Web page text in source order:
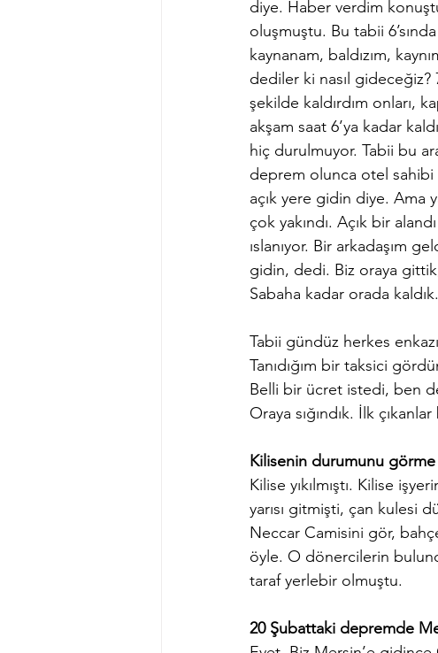
diye. Haber verdim
oluşmuştu. Bu tabii
kaynanam, baldızım,
dediler ki nasıl gideceğiz?
şekilde kaldırdım onları,
akşam saat 6’ya kadar
hiç durulmuyor. Tabii bu
deprem olunca otel sahibi
açık yere gidin diye. Ama
çok yakındı. Açık bir
ıslanıyor. Bir arkadaşım
gidin, dedi. Biz oraya
Sabaha kadar orada kaldık.
Tabii gündüz herkes
Tanıdığım bir taksici
Belli bir ücret istedi, ben
Oraya sığındık. İlk
Kilisenin durumunu
Kilise yıkılmıştı. Kilise
yarısı gitmişti, çan kulesi
Neccar Camisini gör,
öyle. O dönercilerin
taraf yerlebir olmuştu.
20 Şubattaki depremde